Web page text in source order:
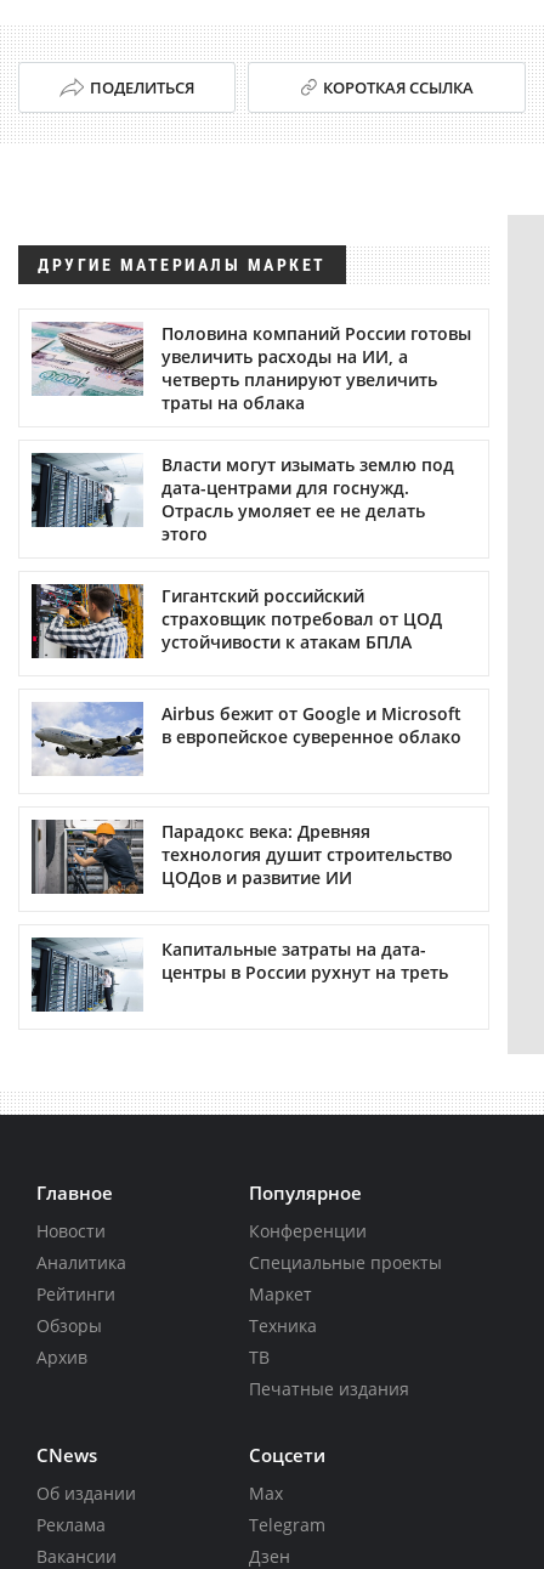
ПОДЕЛИТЬСЯ КОРОТКАЯ ССЫЛКА
ДРУГИЕ МАТЕРИАЛЫ МАРКЕТ
Половина компаний России готовы
увеличить расходы на ИИ, а
четверть планируют увеличить
траты на облака
Власти могут изымать землю под
дата-центрами для госнужд.
Отрасль умоляет ее не делать
этого
Гигантский российский
страховщик потребовал от ЦОД
устойчивости к атакам БПЛА
Airbus бежит от Google и Microsoft
в европейское суверенное облако
Парадокс века: Древняя
технология душит строительство
ЦОДов и развитие ИИ
Капитальные затраты на дата-
центры в России рухнут на треть
Главное
Новости
Аналитика
Рейтинги
Обзоры
Архив
Популярное
Конференции
Специальные проекты
Маркет
Техника
ТВ
Печатные издания
CNews
Об издании
Реклама
Вакансии
Соцсети
Max
Telegram
Дзен